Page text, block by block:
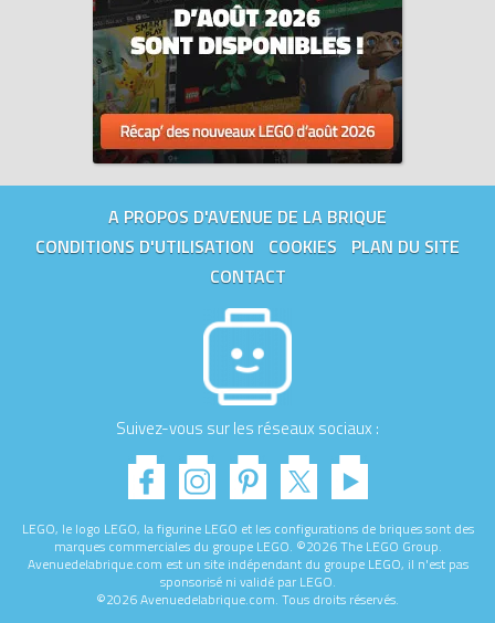
A PROPOS D'AVENUE DE LA BRIQUE
CONDITIONS D'UTILISATION
COOKIES
PLAN DU SITE
CONTACT
Suivez-vous sur les réseaux sociaux :
LEGO, le logo LEGO, la figurine LEGO et les configurations de briques sont des
marques commerciales du groupe LEGO. ©2026 The LEGO Group.
Avenuedelabrique.com est un site indépendant du groupe LEGO, il n'est pas
sponsorisé ni validé par LEGO.
©2026 Avenuedelabrique.com. Tous droits réservés.